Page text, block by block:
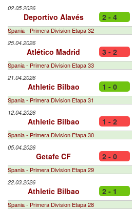
02.05.2026
Deportivo Alavés 2 - 4
Spania - Primera Division Etapa 32
25.04.2026
Atlético Madrid 3 - 2
Spania - Primera Division Etapa 33
21.04.2026
Athletic Bilbao 1 - 0
Spania - Primera Division Etapa 31
12.04.2026
Athletic Bilbao 1 - 2
Spania - Primera Division Etapa 30
05.04.2026
Getafe CF 2 - 0
Spania - Primera Division Etapa 29
22.03.2026
Athletic Bilbao 2 - 1
Spania - Primera Division Etapa 28